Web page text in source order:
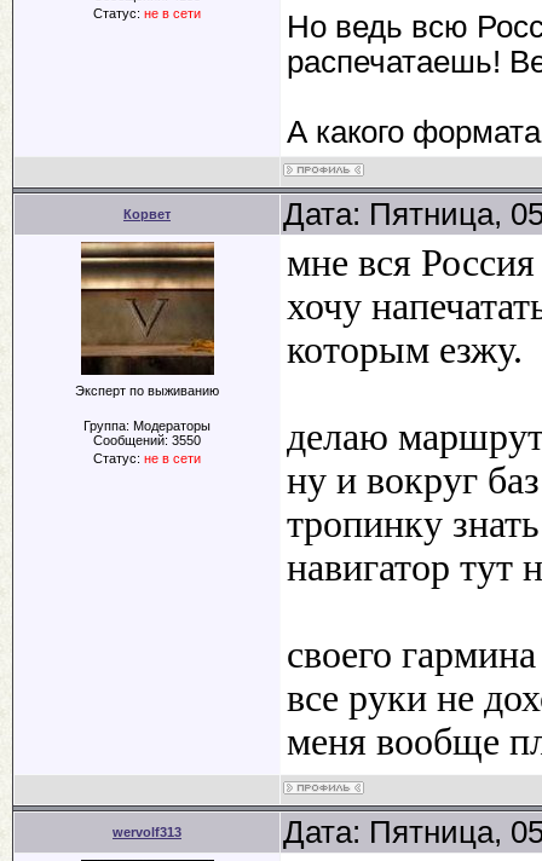
Статус: не в сети
Но ведь всю
распечатаешь!
А какого
Корвет Дата: Пятница,
Эксперт по выживанию
Группа: Модераторы
Сообщений: 3550
Статус: не в сети
мне вся
хочу
которым езжу.
делаю
ну и вокруг
тропинку
навигатор
своего
все руки не
меня вообще
wervolf313 Дата: Пятница,